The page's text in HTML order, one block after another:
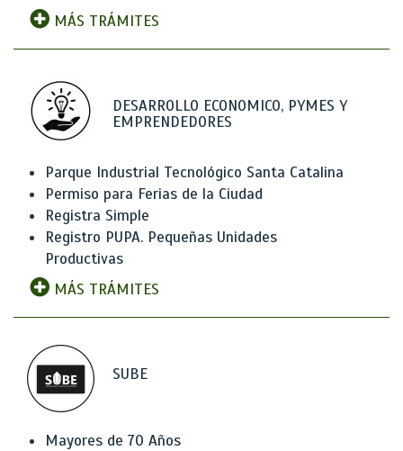
MÁS TRÁMITES
DESARROLLO ECONOMICO, PYMES Y
EMPRENDEDORES
Parque Industrial Tecnológico Santa Catalina
Permiso para Ferias de la Ciudad
Registra Simple
Registro PUPA. Pequeñas Unidades
Productivas
MÁS TRÁMITES
SUBE
Mayores de 70 Años